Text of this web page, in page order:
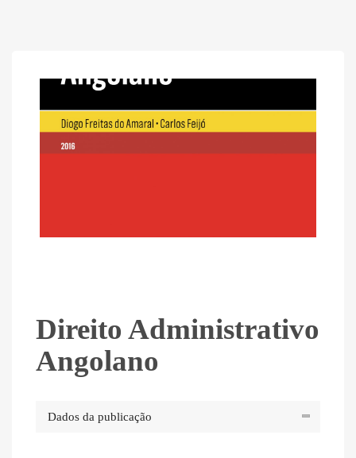
Direito Administrativo
Angolano
Dados da publicação